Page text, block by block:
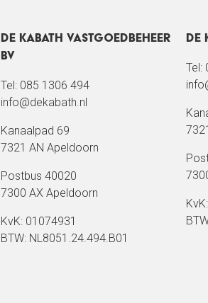
De Kabath Vastgoedbeheer
BV
Tel: 085 1306 494
info@dekabath.nl
Kanaalpad 69
7321 AN Apeldoorn
Postbus 40020
7300 AX Apeldoorn
KvK: 01074931
BTW: NL8051.24.494.B01
De
Tel: